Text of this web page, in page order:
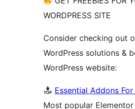
WORDPRESS SITE
Consider checking out
WordPress solutions &
WordPress website:
Essential Addons
Most popular